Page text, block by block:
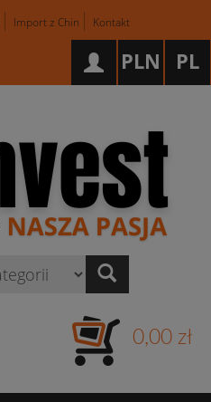
Import z Chin Kontakt
PL
PLN
0,00 zł